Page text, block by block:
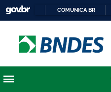
COMUNICA BR